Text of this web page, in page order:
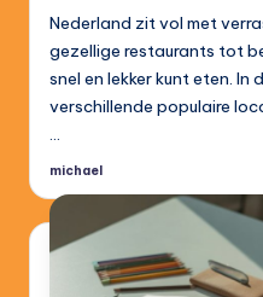
Nederland zit vol met
gezellige restaurants tot
snel en lekker kunt eten. In
verschillende populaire
…
Posted
michael